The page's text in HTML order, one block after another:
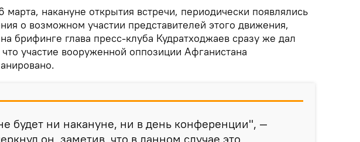
марта, накануне открытия встречи, периодически появлялись
о возможном участии представителей этого движения,
брифинге глава пресс-клуба Кудратходжаев сразу же дал
что участие вооруженной оппозиции Афганистана
будет ни накануне, ни в день конференции", —
он, заметив, что в данном случае это